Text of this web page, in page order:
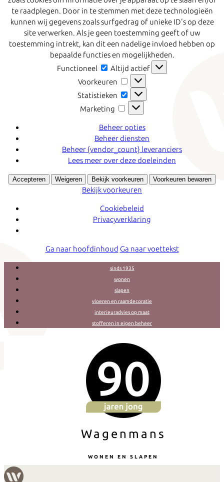
te raadplegen. Door in te stemmen met deze technologieën
kunnen wij gegevens zoals surfgedrag of unieke ID's op deze
site verwerken. Als je geen toestemming geeft of uw
toestemming intrekt, kan dit een nadelige invloed hebben op
bepaalde functies en mogelijkheden.
Functioneel
Functioneel
Altijd actief
Voorkeuren
Voorkeuren
Statistieken
Statistieken
Marketing
Marketing
Beheer opties
Beheer diensten
Beheer {vendor_count} leveranciers
Lees meer over deze doeleinden
Accepteren Weigeren Bekijk voorkeuren Voorkeuren bewaren
Bekijk voorkeuren
Cookiebeleid
Privacyverklaring
Ga naar hoofdinhoud Ga naar voettekst
sinds 1935
wonen
slapen
vloeren en raamdecoratie
interieuradvies op maat
stofferen in eigen beheer
Wagenmans
WONEN EN SLAPEN